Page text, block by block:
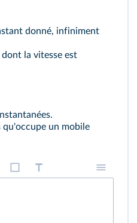
donné, infiniment
la vitesse est
qu'occupe un mobile